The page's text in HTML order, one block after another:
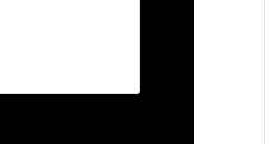
un
une